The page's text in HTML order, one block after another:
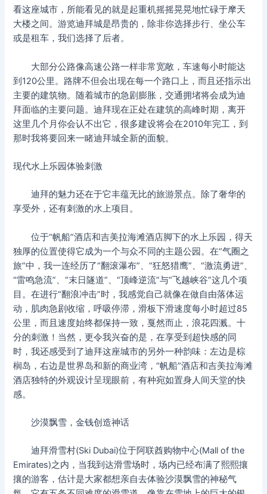
看这座城市，所能看见的就是起重机摇摇晃晃地忙碌于摩天
大楼之间。游览迪拜城是昂贵的，除非你选择步行、坐公车
或是租车，我们选择了后者。
大部分公路像高速公路一样非常宽敞，车速每小时能达
到120公里。路牌不但会出现在每一个路口上，而且还指示出
主要的建筑物。随着城市的急剧膨胀，交通拥堵将会成为迪
拜面临的主要问题。迪拜现在正处在建筑的高峰时期，离开
这里几个月你会认不出它，很多建设将会在2010年完工，到
那时我将要回来一睹迪拜城全新的面貌。
现代水上乐园体验刺激
迪拜的魅力还在于它丰蕴无比的旅游景点。除了奢华的
享受外，还有刺激的水上项目。
位于“帆船”酒店和吉美拉海滩酒店脚下的水上乐园，得天
独厚的位置使得它成为一个与众不同的主题公园。在“气圈之
旅”中，我一连经历了“翻滚瀑布”、“狂怒猎鹰”、“激流勇进”、
“雷鸣急流”、“末日隧道”、“顶峰逆流”与“飞越峡谷”这几个项
目。在进行“翻浪冲击”时，我感觉自己就像在做自由落体运
动，肌肉急剧收缩，呼吸停滞，滑板下滑速度每小时超过85
公里，而且速度始终都保持一致，戛然而止，浪花四溅。十
分的刺激！当然，更令我兴奋的是，在享受到超快感的同
时，我还感受到了迪拜这座城市的另外一种韵味：左边是棕
榈岛，右边是世界岛和新的商业湾，“帆船”酒店和吉美拉海滩
酒店独特的外观设计呈现眼前，有种宛如置身人间天堂的快
感。
沙漠飘雪，金钱创造神话
迪拜滑雪村(Ski Dubai)位于阿联酋购物中心(Mall of the
Emirates)之内，当我到达滑雪场时，场内已经布满了熙熙攘
攘的游客，估计是大家都想亲自去体验沙漠飘雪的神秘气